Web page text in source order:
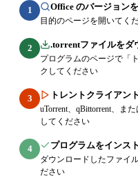
1 Office のバージョン
目的のページを開いてく
2 .torrentファイルをダ
プログラムのページで「
クしてください
3 トレントクライアン
uTorrent、qBittorrent、ま
してください
4 プログラムをインス
ダウンロードしたファイ
ださい